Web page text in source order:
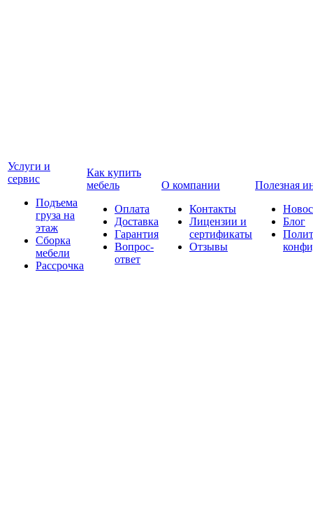
Услуги и
сервис
Подъема
груза на
этаж
Сборка
мебели
Рассрочка
Как купить
мебель
Оплата
Доставка
Гарантия
Вопрос-
ответ
О компании
Контакты
Лицензии и
сертификаты
Отзывы
Полезная
Блог